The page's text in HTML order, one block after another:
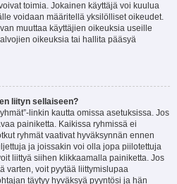
toimia. Jokainen käyttäjä voi kuulua
voidaan määritellä yksilölliset oikeudet.
muuttaa käyttäjien oikeuksia useille
oikeuksia tai hallita pääsyä
liityn sellaiseen?
linkin kautta omissa asetuksissa. Jos
painiketta. Kaikissa ryhmissä ei
ryhmät vaativat hyväksynnän ennen
ja joissakin voi olla jopa piilotettuja
liittyä siihen klikkaamalla painiketta. Jos
varten, voit pyytää liittymislupaa
täytyy hyväksyä pyyntösi ja hän